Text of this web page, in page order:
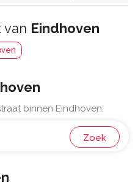
van Eindhoven
binnen Eindhoven:
Zoek